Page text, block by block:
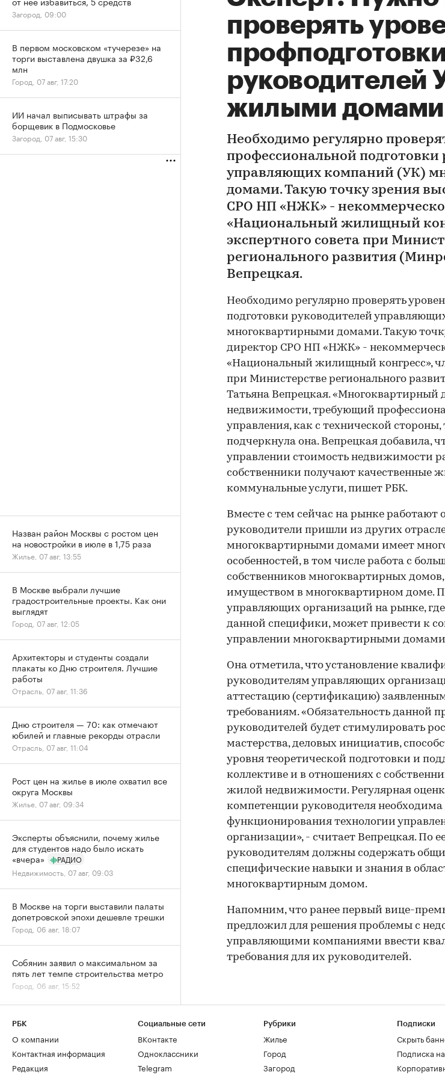
проверять
руководителей
жилыми домами
Необходимо регулярно
профессиональной подготовки
управляющих компаний (УК)
домами. Такую точку зрения
СРО НП «НЖК» -
«Национальный жилищный
экспертного совета при
регионального развития
Вепрецкая.
Необходимо регулярно проверять
подготовки руководителей
многоквартирными домами. Такую
директор СРО НП «НЖК» -
«Национальный жилищный конгресс»,
при Министерстве регионального
Татьяна Вепрецкая. «Многоквартирный
недвижимости, требующий
управления, как с технической стороны,
подчеркнула она. Вепрецкая добавила,
управлении стоимость недвижимости
собственники получают качественные
коммунальные услуги, пишет РБК.
Вместе с тем сейчас на рынке работают
руководители пришли из других
многоквартирными домами имеет
особенностей, в том числе работа с
собственников многоквартирных
имуществом в многоквартирном доме.
управляющих организаций на рынке,
данной специфики, может привести к
управлении многоквартирными
Она отметила, что установление
руководителям управляющих
аттестацию (сертификацию)
требованиям. «Обязательность данной
руководителей будет стимулировать
мастерства, деловых инициатив,
уровня теоретической подготовки и
коллективе и в отношениях с
жилой недвижимости. Регулярная
компетенции руководителя
функционирования технологии
организации», - считает Вепрецкая. По
руководителям должны содержать
специфические навыки и знания в
многоквартирным домом.
Напомним, что ранее первый вице-
предложил для решения проблемы с
управляющими компаниями ввести
требования для их руководителей.
Загород, 09:00
В первом московском «тучерезе» на
торги выставлена двушка за ₽32,6
млн
Город, 07 авг, 17:20
ИИ начал выписывать штрафы за
борщевик в Подмосковье
Загород, 07 авг, 15:30
Назван район Москвы с ростом цен
на новостройки в июле в 1,75 раза
Жилье, 07 авг, 13:55
В Москве выбрали лучшие
градостроительные проекты. Как они
выглядят
Город, 07 авг, 12:05
Архитекторы и студенты создали
плакаты ко Дню строителя. Лучшие
работы
Отрасль, 07 авг, 11:36
Дню строителя — 70: как отмечают
юбилей и главные рекорды отрасли
Отрасль, 07 авг, 11:04
Рост цен на жилье в июле охватил все
округа Москвы
Жилье, 07 авг, 09:34
Эксперты объяснили, почему жилье
для студентов надо было искать
«вчера»
РАДИО
Недвижимость, 07 авг, 09:03
В Москве на торги выставили палаты
допетровской эпохи дешевле трешки
Город, 06 авг, 18:07
Собянин заявил о максимальном за
пять лет темпе строительства метро
Город, 06 авг, 15:52
Спрос на новостройки Москвы и
области снизился за год почти на
20%
Жилье, 06 авг, 15:39
РБК
О компании
Контактная информация
Редакция
Социальные сети
ВКонтакте
Одноклассники
Telegram
Рубрики
Жилье
Город
Загород
Подписки
Скрыть
Подписка